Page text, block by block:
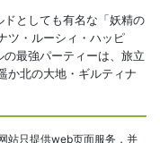
としても有名な「妖精の
ツ・ルーシィ・ハッピ
最強パーティーは、旅立
か北の大地・ギルティナ
站只提供web页面服务，并